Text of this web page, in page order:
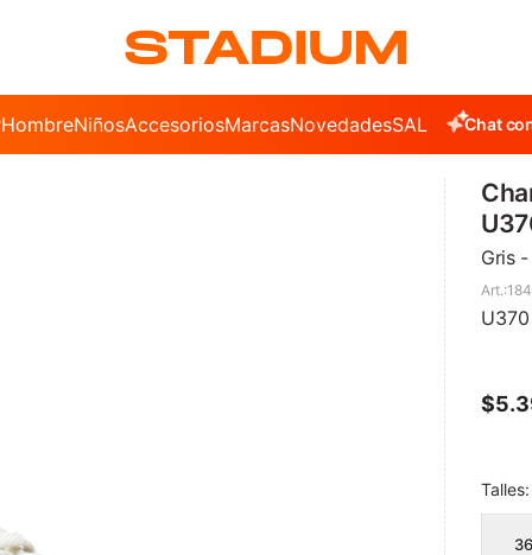
HombreNiñosAccesoriosMarcasNovedadesSALE Chat
Gris
U370
$
Talles: